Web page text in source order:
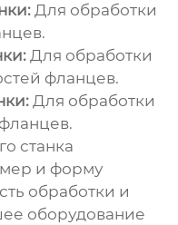
Для обработки
Для обработки
фланцев.
Для обработки
станка
и форму
обработки и
оборудование